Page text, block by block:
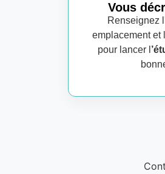
Vous
Renseignez
emplacement et
pour lancer l